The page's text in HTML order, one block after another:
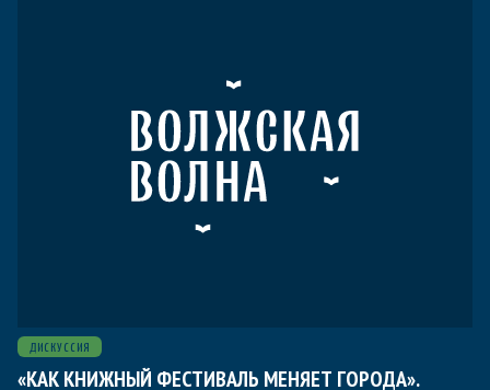
ДИСКУССИЯ
«КАК КНИЖНЫЙ ФЕСТИВАЛЬ МЕНЯЕТ ГОРОДА».